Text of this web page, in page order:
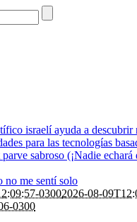
israelí ayuda a descubrir
para las tecnologías
sabroso (¡Nadie echará
no me sentí solo
03002026-08-
0300